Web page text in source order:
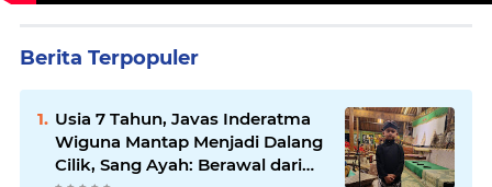
Berita Terpopuler
Usia 7 Tahun, Javas Inderatma
Wiguna Mantap Menjadi Dalang
Cilik, Sang Ayah: Berawal dari